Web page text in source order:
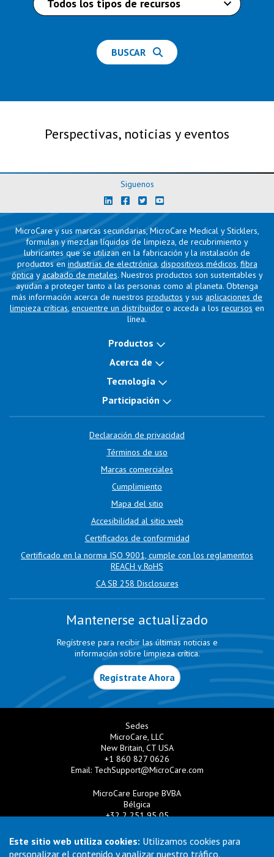
Este sitio web utiliza cookies: Utilizamos cookies para
personalizar el contenido y analizar nuestro tráfico.
Perspectivas, noticias y eventos
Siguenos
MicroCare y sus marcas secundarias, MicroCare Medical y Sticklers,
formulan y mezclan líquidos de limpieza, de recubrimiento y
lubricantes que se utilizan en la fabricación y la instalación de
productos en industrias de electrónica, dispositivos médicos, fibra
óptica y acabado de metales. Nuestros productos son sustentables y
ayudan a proteger tanto a las personas como al planeta. Obtenga
más información acerca de nuestros productos y sus aplicaciones de
limpieza críticas, encuentre un distribuidor o acceda a los recursos en
línea.
Productos
Acerca de
Tecnología
Participación
Declaración de privacidad
Términos de uso
Marcas comerciales
Cumplimiento
Mapa del sitio
Accesibilidad al sitio web
Certificados de conformidad
Certificado en la norma ISO 9001, cumple con los reglamentos
REACH y RoHS
CA SB 258 Disclosures
Mantenerse actualizado
Regístrese para recibir las últimas noticias e
información sobre limpieza crítica.
Regístrate Ahora
Sedes
MicroCare, LLC
New Britain, CT USA
+1 860 827 0626
Email: TechSupport@MicroCare.com
MicroCare Europe BVBA
Bélgica
+32 2 251 95 05
MicroCare U.K. Ltd